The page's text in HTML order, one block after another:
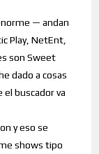
— andan
Play, NetEnt,
son Sweet
dado a cosas
el buscador va
y eso se
shows tipo